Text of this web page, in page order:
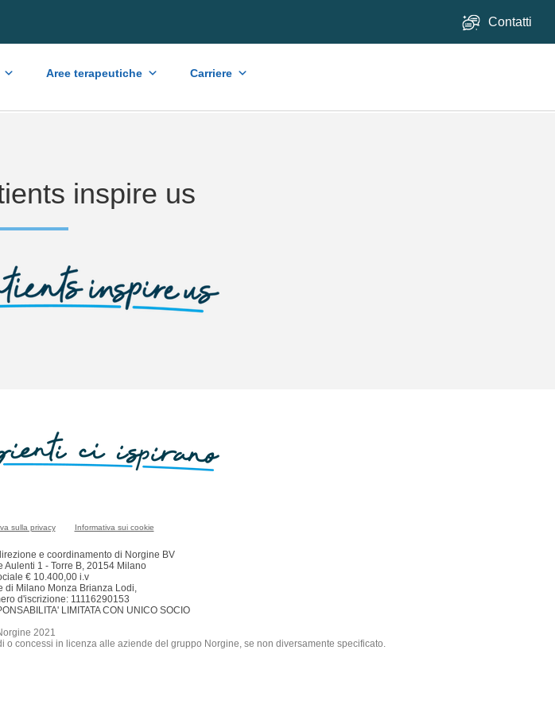
Contatti
Aree terapeutiche Carriere
inspire us
sulla privacy Informativa sui cookie
e coordinamento di Norgine BV
Aulenti 1 - Torre B, 20154 Milano
€ 10.400,00 i.v
di Milano Monza Brianza Lodi,
d'iscrizione: 11116290153
LIMITATA CON UNICO SOCIO
2021
concessi in licenza alle aziende del gruppo Norgine, se non diversamente specificato.